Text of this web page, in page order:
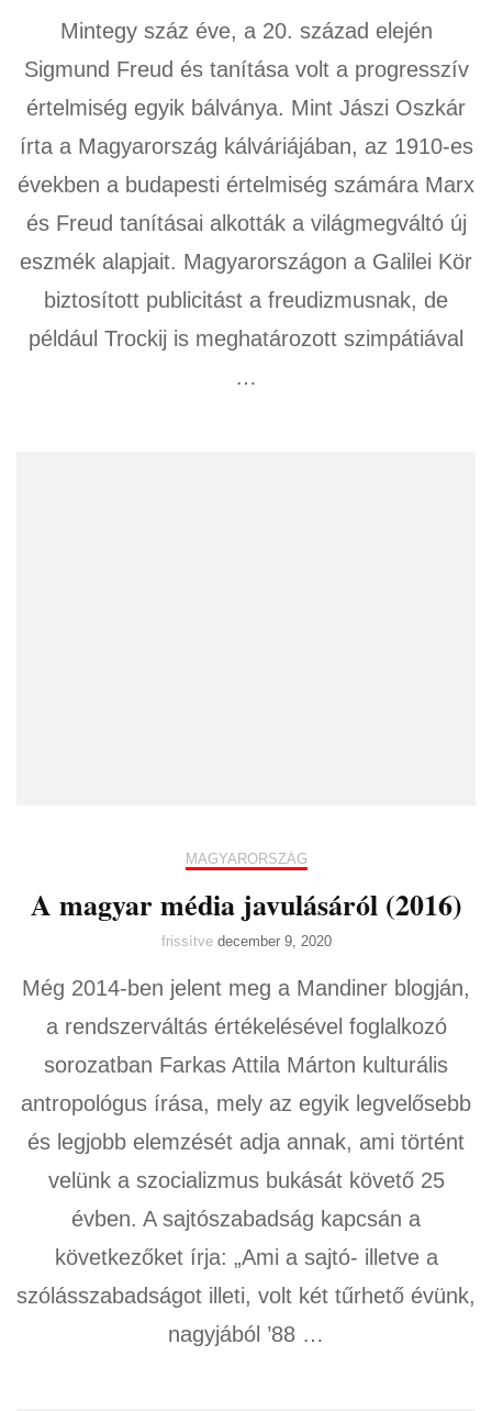
Mintegy száz éve, a 20. század elején
Sigmund Freud és tanítása volt a progresszív
értelmiség egyik bálványa. Mint Jászi Oszkár
írta a Magyarország kálváriájában, az 1910-es
években a budapesti értelmiség számára Marx
és Freud tanításai alkották a világmegváltó új
eszmék alapjait. Magyarországon a Galilei Kör
biztosított publicitást a freudizmusnak, de
például Trockij is meghatározott szimpátiával
…
MAGYARORSZÁG
A magyar média javulásáról (2016)
frissítve december 9, 2020
Még 2014-ben jelent meg a Mandiner blogján,
a rendszerváltás értékelésével foglalkozó
sorozatban Farkas Attila Márton kulturális
antropológus írása, mely az egyik legvelősebb
és legjobb elemzését adja annak, ami történt
velünk a szocializmus bukását követő 25
évben. A sajtószabadság kapcsán a
következőket írja: „Ami a sajtó- illetve a
szólásszabadságot illeti, volt két tűrhető évünk,
nagyjából ’88 …